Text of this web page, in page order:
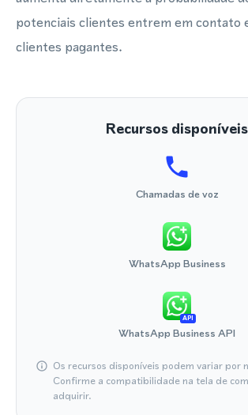
potenciais clientes entrem em contato
clientes pagantes.
Recursos disponíveis
Chamadas de voz
WhatsApp Business
API
WhatsApp Business API
Os recursos disponíveis podem variar por
Confirme a compatibilidade na tela de
adquirir.